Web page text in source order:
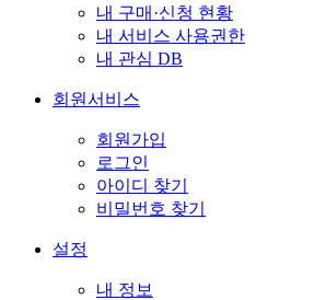
내 구매·신청 현황
내 서비스 사용권한
내 관심 DB
회원서비스
회원가입
로그인
아이디 찾기
비밀번호 찾기
설정
내 정보